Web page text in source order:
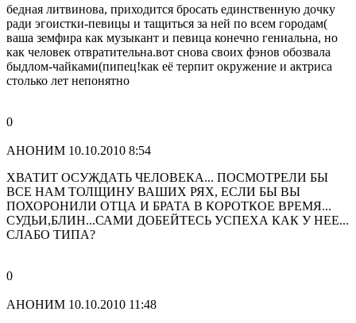
бедная литвинова, приходится бросать единственную дочку
ради эгоистки-певицы и тащиться за ней по всем городам(
ваша земфира как музыкант и певица конечно гениальна, но
как человек отвратительна.вот снова своих фэнов обозвала
быдлом-чайками(пипец!как её терпит окружение и актриса
столько лет непонятно
0
АНОНИМ 10.10.2010 8:54
ХВАТИТ ОСУЖДАТЬ ЧЕЛОВЕКА... ПОСМОТРЕЛИ БЫ
ВСЕ НАМ ТОЛЩИНУ ВАШИХ РЯХ, ЕСЛИ БЫ ВЫ
ПОХОРОНИЛИ ОТЦА И БРАТА В КОРОТКОЕ ВРЕМЯ...
СУДЬИ,БЛИН...САМИ ДОБЕЙТЕСЬ УСПЕХА КАК У НЕЕ...
СЛАБО ТИПА?
0
АНОНИМ 10.10.2010 11:48